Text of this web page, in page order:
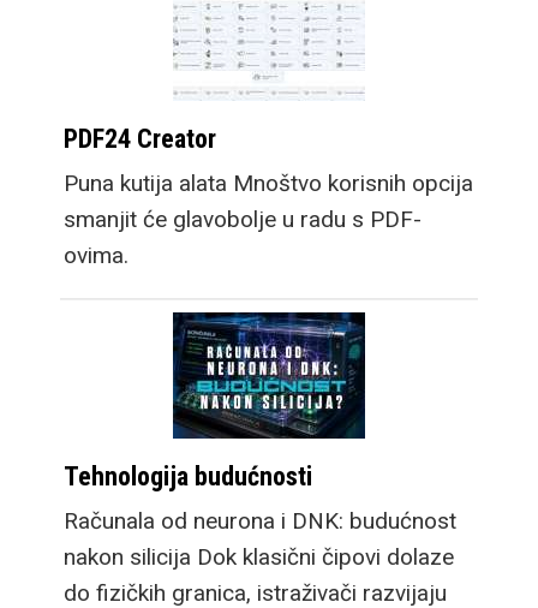
PDF24 Creator
Puna kutija alata Mnoštvo korisnih opcija
smanjit će glavobolje u radu s PDF-
ovima.
Tehnologija budućnosti
Računala od neurona i DNK: budućnost
nakon silicija Dok klasični čipovi dolaze
do fizičkih granica, istraživači razvijaju